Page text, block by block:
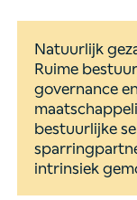
Natuurlijk
Ruime
governance
bestuurlijke
intrinsiek